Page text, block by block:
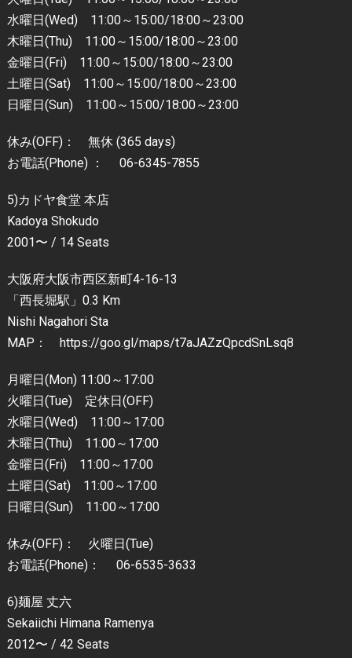
水曜日(Wed) 11:00～15:00/18:00～23:00
木曜日(Thu) 11:00～15:00/18:00～23:00
金曜日(Fri) 11:00～15:00/18:00～23:00
土曜日(Sat) 11:00～15:00/18:00～23:00
日曜日(Sun) 11:00～15:00/18:00～23:00
休み(OFF)： 無休 (365 days)
お電話(Phone) ： 06-6345-7855
5)カドヤ食堂 本店
Kadoya Shokudo
2001〜 / 14 Seats
大阪府大阪市西区新町4-16-13
「西長堀駅」0.3 Km
Nishi Nagahori Sta
MAP： https://goo.gl/maps/t7aJAZzQpcdSnLsq8
月曜日(Mon) 11:00～17:00
火曜日(Tue) 定休日(OFF)
水曜日(Wed) 11:00～17:00
木曜日(Thu) 11:00～17:00
金曜日(Fri) 11:00～17:00
土曜日(Sat) 11:00～17:00
日曜日(Sun) 11:00～17:00
休み(OFF)： 火曜日(Tue)
お電話(Phone)： 06-6535-3633
6)麺屋 丈六
Sekaiichi Himana Ramenya
2012〜 / 42 Seats